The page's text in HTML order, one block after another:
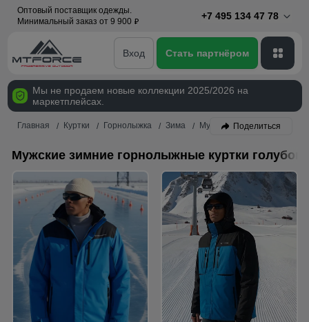
Оптовый поставщик одежды.
Минимальный заказ от 9 900 p
+7 495 134 47 78
Вход Стать партнёром
Мы не продаем новые коллекции 2025/2026 на
маркетплейсах.
Главная Куртки Горнолыжка Зима Мужской Голубой
Поделиться
Мужские зимние горнолыжные куртки